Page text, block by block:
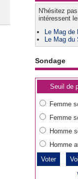
N'hésitez
intéressent
Le Mag de
Le Mag du
Sondage
Seuil de
Femme
Femme
Homme
Homme